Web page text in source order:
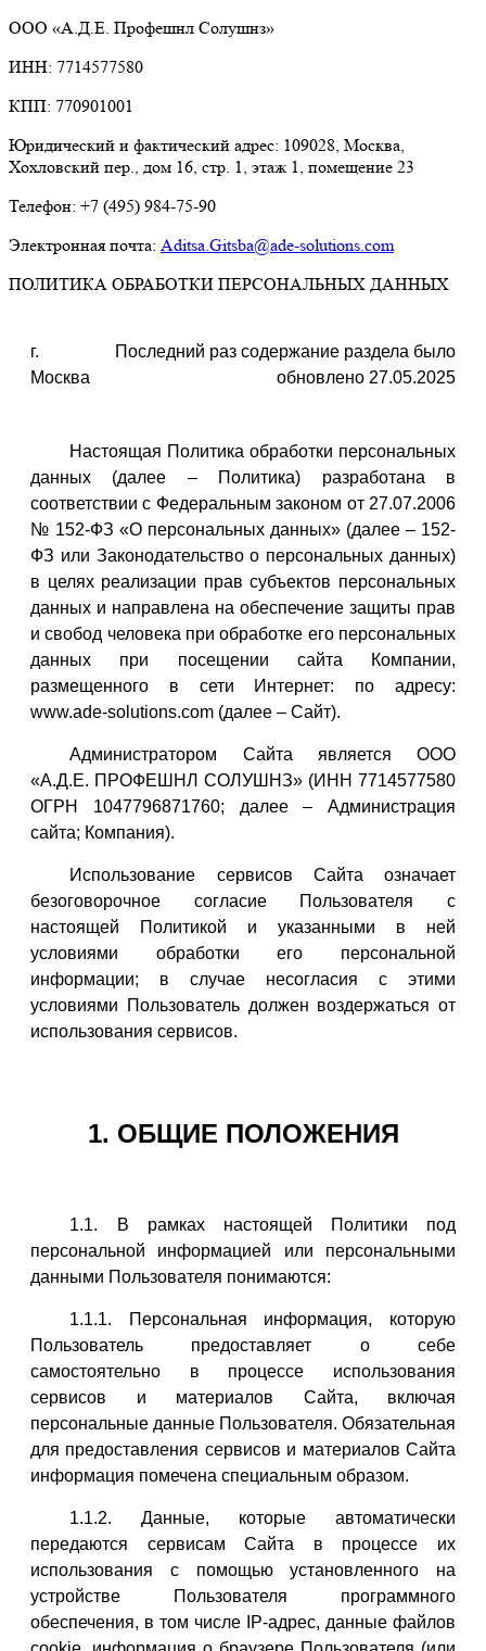
ООО «А.Д.Е. Профешнл Солушнз»
ИНН: 7714577580
КПП: 770901001
Юридический и фактический адрес: 109028, Москва,
Хохловский пер., дом 16, стр. 1, этаж 1, помещение 23
Телефон: +7 (495) 984-75-90
Электронная почта: Aditsa.Gitsba@ade-solutions.com
ПОЛИТИКА ОБРАБОТКИ ПЕРСОНАЛЬНЫХ ДАННЫХ
г.
Москва
Последний раз содержание раздела было
обновлено 27.05.2025
Настоящая Политика обработки персональных
данных (далее – Политика) разработана в
соответствии с Федеральным законом от 27.07.2006
№ 152-ФЗ «О персональных данных» (далее – 152-
ФЗ или Законодательство о персональных данных)
в целях реализации прав субъектов персональных
данных и направлена на обеспечение защиты прав
и свобод человека при обработке его персональных
данных при посещении сайта Компании,
размещенного в сети Интернет: по адресу:
www.ade-solutions.com (далее – Сайт).
Администратором Сайта является ООО
«А.Д.Е. ПРОФЕШНЛ СОЛУШНЗ» (ИНН 7714577580
ОГРН 1047796871760; далее – Администрация
сайта; Компания).
Использование сервисов Сайта означает
безоговорочное согласие Пользователя с
настоящей Политикой и указанными в ней
условиями обработки его персональной
информации; в случае несогласия с этими
условиями Пользователь должен воздержаться от
использования сервисов.
1. ОБЩИЕ ПОЛОЖЕНИЯ
1.1. В рамках настоящей Политики под
персональной информацией или персональными
данными Пользователя понимаются:
1.1.1. Персональная информация, которую
Пользователь предоставляет о себе
самостоятельно в процессе использования
сервисов и материалов Сайта, включая
персональные данные Пользователя. Обязательная
для предоставления сервисов и материалов Сайта
информация помечена специальным образом.
1.1.2. Данные, которые автоматически
передаются сервисам Сайта в процессе их
использования с помощью установленного на
устройстве Пользователя программного
обеспечения, в том числе IP-адрес, данные файлов